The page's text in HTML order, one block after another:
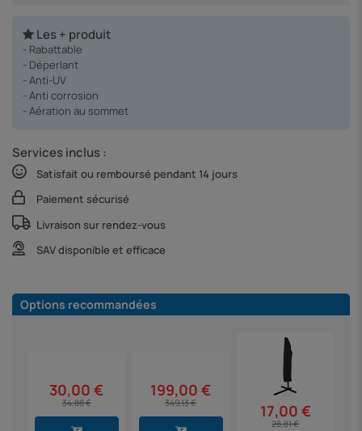
Les + produit
- Rabattable
- Déperlant
- Anti-UV
- Anti corrosion
- Aération au sommet
Services inclus :
Satisfait ou remboursé pendant 14 jours
Paiement sécurisé
Livraison sur rendez-vous
SAV disponible et efficace
Options recommandées
30,00 €
34,88 €
199,00 €
349,13 € 17,00 €
28,81 €